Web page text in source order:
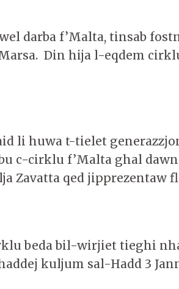
darba f’Malta, tinsab
Din hija l-eqdem
li huwa t-tielet
c-cirklu f’Malta ghal
Zavatta qed jipprezentaw
beda bil-wirjiet tieghi
kuljum sal-Hadd 3